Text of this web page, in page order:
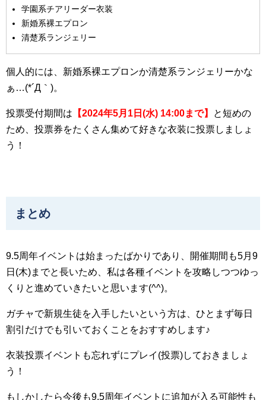
学園系チアリーダー衣装
新婚系裸エプロン
清楚系ランジェリー
個人的には、新婚系裸エプロンか清楚系ランジェリーかな
ぁ…(*´Д｀)。
投票受付期間は 【2024年5月1 日(水) 14:00まで】
と短めの
ため、投票券をたくさん集めて好きな衣装に投票しましょ
う！
まとめ
9.5周年イベントは始まったばかりであり、開催期間も5月9
日(木)までと長いため、私は各種イベントを攻略しつつゆっ
くりと進めていきたいと思います(^^)。
ガチャで新規生徒を入手したいという方は、ひとまず毎日
割引だけでも引いておくことをおすすめします♪
衣装投票イベントも忘れずにプレイ(投票)しておきましょ
う！
もしかしたら今後も9.5周年イベントに追加が入る可能性も